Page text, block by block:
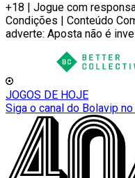
+18 | Jogue com
Condições | Conteúdo
adverte: Aposta não é
JOGOS DE HOJE
Siga o canal do Bolavip